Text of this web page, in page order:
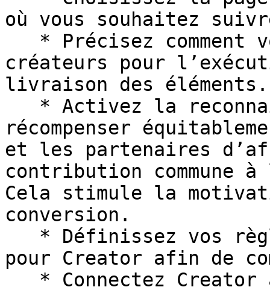
où vous souhaitez
créateurs pour
livraison des éléments.
récompenser
et les partenaires
contribution commune
Cela stimule la
conversion.
pour Creator afin de